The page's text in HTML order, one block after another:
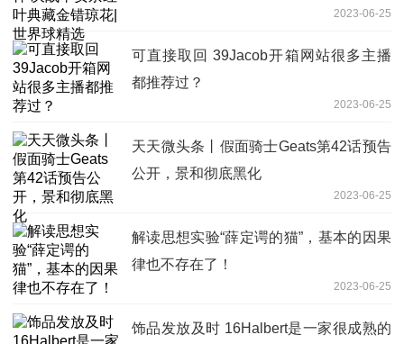
2023-06-25
可直接取回 39Jacob开箱网站很多主播
都推荐过？
2023-06-25
天天微头条丨假面骑士Geats第42话预告
公开，景和彻底黑化
2023-06-25
解读思想实验“薛定谔的猫”，基本的因果
律也不存在了！
2023-06-25
饰品发放及时 16Halbert是一家很成熟的